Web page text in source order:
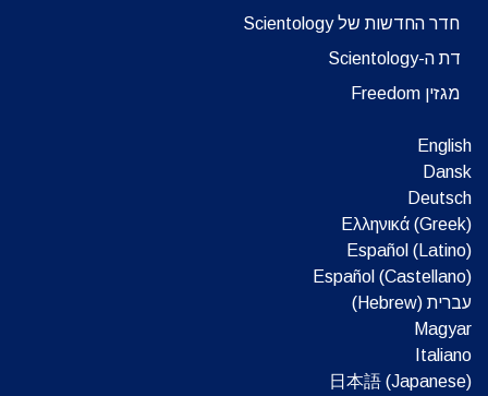
חדר החדשות של Scientology
דת ה-Scientology
מגזין Freedom
English
Dansk
Deutsch
Ελληνικά (Greek)
Español (Latino)
Español (Castellano)
עברית (Hebrew)‏
Magyar
Italiano
日本語 (Japanese)